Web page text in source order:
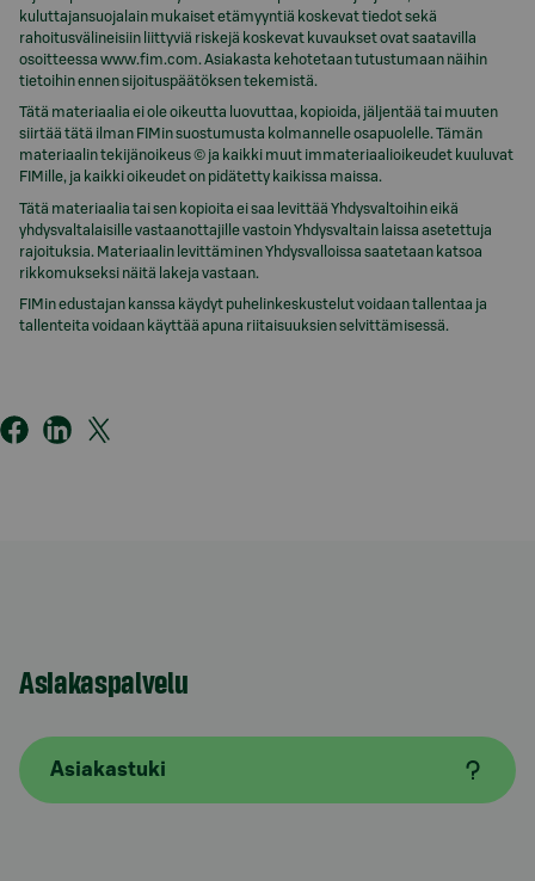
kuluttajansuojalain mukaiset etämyyntiä koskevat tiedot sekä
rahoitusvälineisiin liittyviä riskejä koskevat kuvaukset ovat saatavilla
osoitteessa www.fim.com. Asiakasta kehotetaan tutustumaan näihin
tietoihin ennen sijoituspäätöksen tekemistä.
Tätä materiaalia ei ole oikeutta luovuttaa, kopioida, jäljentää tai muuten
siirtää tätä ilman FIMin suostumusta kolmannelle osapuolelle. Tämän
materiaalin tekijänoikeus © ja kaikki muut immateriaalioikeudet kuuluvat
FIMille, ja kaikki oikeudet on pidätetty kaikissa maissa.
Tätä materiaalia tai sen kopioita ei saa levittää Yhdysvaltoihin eikä
yhdysvaltalaisille vastaanottajille vastoin Yhdysvaltain laissa asetettuja
rajoituksia. Materiaalin levittäminen Yhdysvalloissa saatetaan katsoa
rikkomukseksi näitä lakeja vastaan.
FIMin edustajan kanssa käydyt puhelinkeskustelut voidaan tallentaa ja
tallenteita voidaan käyttää apuna riitaisuuksien selvittämisessä.
Asiakaspalvelu
Asiakastuki